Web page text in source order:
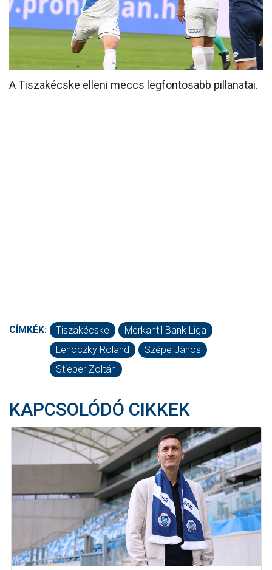
MÉRKŐZÉSEK
KLUB
GALÉRIA
SZURKOLÓI ÉLMÉNYEK
A Tiszakécske elleni meccs legfontosabb pillanatai.
CÍMKÉK: Tiszakécske
Merkantil Bank Liga
Lehoczky Roland
Szépe János
Stieber Zoltán
KAPCSOLÓDÓ CIKKEK